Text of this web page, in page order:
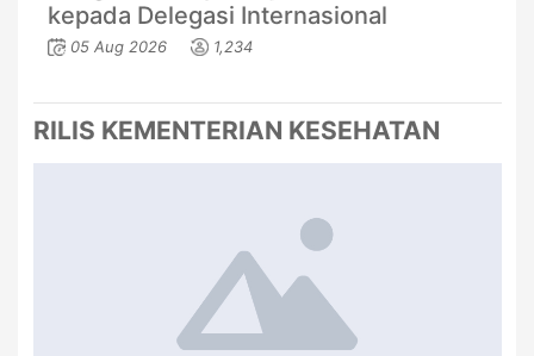
kepada Delegasi Internasional
05 Aug 2026 1,234
RILIS KEMENTERIAN KESEHATAN